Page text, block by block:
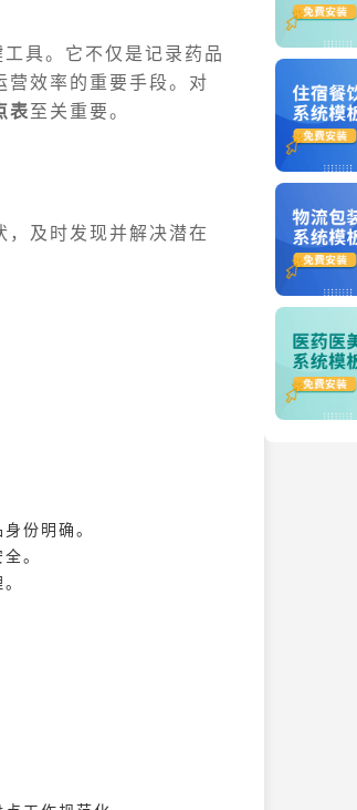
具。它不仅是记录药品
效率的重要手段。对
表至关重要。
及时发现并解决潜在
份明确。
。